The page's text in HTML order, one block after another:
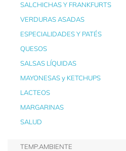
SALCHICHAS Y FRANKFURTS
VERDURAS ASADAS
ESPECIALIDADES Y PATÉS
QUESOS
SALSAS LÍQUIDAS
MAYONESAS y KETCHUPS
LACTEOS
MARGARINAS
SALUD
TEMP.AMBIENTE